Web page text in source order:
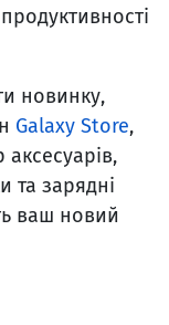
новинку,
Galaxy Store,
та зарядні
ваш новий